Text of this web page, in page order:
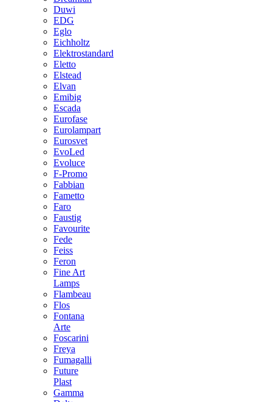
Duwi
EDG
Eglo
Eichholtz
Elektrostandard
Eletto
Elstead
Elvan
Emibig
Escada
Eurofase
Eurolampart
Eurosvet
EvoLed
Evoluce
F-Promo
Fabbian
Fametto
Faro
Faustig
Favourite
Fede
Feiss
Feron
Fine Art
Lamps
Flambeau
Flos
Fontana
Arte
Foscarini
Freya
Fumagalli
Future
Plast
Gamma